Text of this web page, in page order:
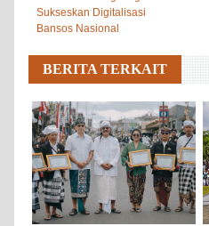
Sukseskan Digitalisasi
Bansos Nasional
BERITA TERKAIT